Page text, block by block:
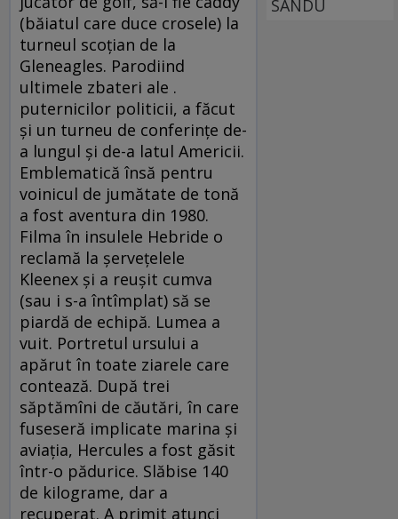
(băiatul care duce crosele) la
turneul scoţian de la
Gleneagles. Parodiind
ultimele zbateri ale .
puternicilor politicii, a făcut
şi un turneu de conferinţe de-
a lungul şi de-a latul Americii.
Emblematică însă pentru
voinicul de jumătate de tonă
a fost aventura din 1980.
Filma în insulele Hebride o
reclamă la şerveţelele
Kleenex şi a reuşit cumva
(sau i s-a întîmplat) să se
piardă de echipă. Lumea a
vuit. Portretul ursului a
apărut în toate ziarele care
contează. După trei
săptămîni de căutări, în care
fuseseră implicate marina şi
aviaţia, Hercules a fost găsit
într-o pădurice. Slăbise 140
de kilograme, dar a
recuperat. A primit atunci
SANDU